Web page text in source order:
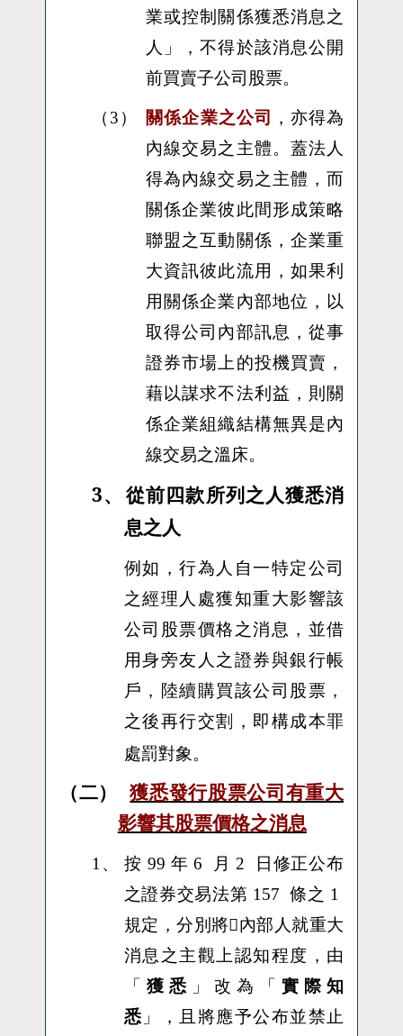
業或控制關係獲悉消息之
人」，不得於該消息公開
前買賣子公司股票。
（3） 關係企業之公司
，亦得為
內線交易之主體。蓋法人
得為內線交易之主體，而
關係企業彼此間形成策略
聯盟之互動關係，企業重
大資訊彼此流用，如果利
用關係企業內部地位，以
取得公司內部訊息，從事
證券市場上的投機買賣，
藉以謀求不法利益，則關
係企業組織結構無異是內
線交易之溫床。
3、
從前四款所列之人獲悉消
息之人
例如，行為人自一特定公司
之經理人處獲知重大影響該
公司股票價格之消息，並借
用身旁友人之證券與銀行帳
戶，陸續購買該公司股票，
之後再行交割，即構成本罪
處罰對象。
（二）
獲悉發行股票公司有重大
影響其股票價格之消息
1、
按 99 年 6 月 2 日修正公布
之證券交易法第 157 條之 1
規定，分別將內部人就重大
消息之主觀上認知程度，由
「 獲悉 」改為「 實際知
悉 」，且將應予公布並禁止